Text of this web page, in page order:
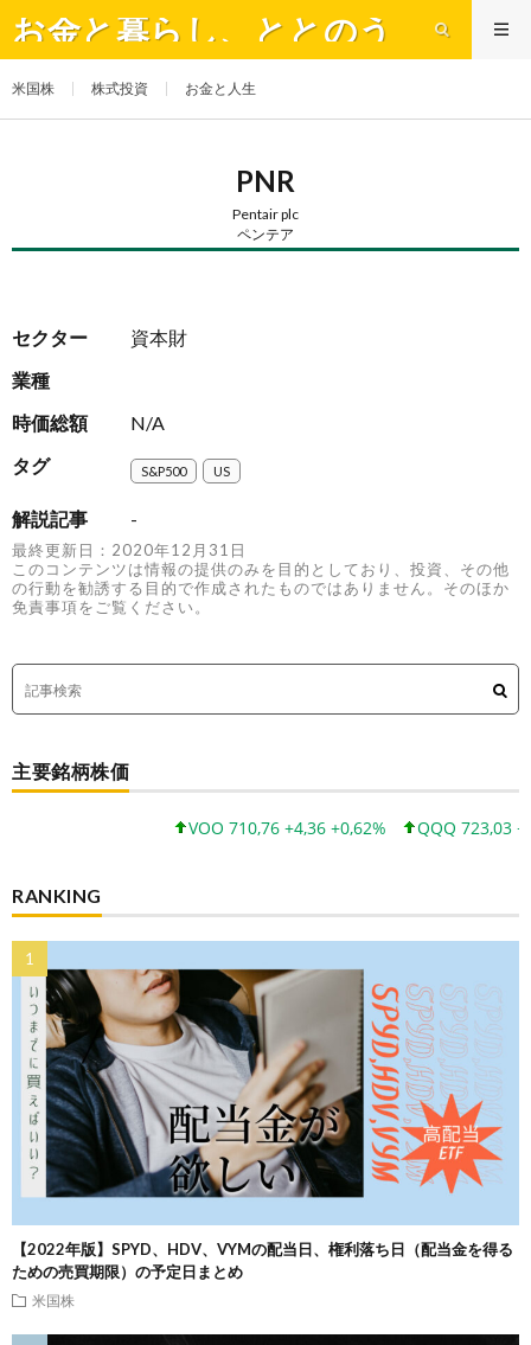
お金と暮らし、ととのう
米国株 株式投資 お金と人生
PNR
Pentair plc
ペンテア
セクター
資本財
業種
時価総額
N/A
タグ
S&P500 US
解説記事 -
最終更新日：2020年12月31日
このコンテンツは情報の提供のみを目的としており、投資、その他
の行動を勧誘する目的で作成されたものではありません。そのほか
免責事項をご覧ください。
主要銘柄株価
VOO 710,76 +4,36 +0,62% QQQ 723,03 +8,38
RANKING
【2022年版】SPYD、HDV、VYMの配当日、権利落ち日（配当金を得る
ための売買期限）の予定日まとめ
米国株